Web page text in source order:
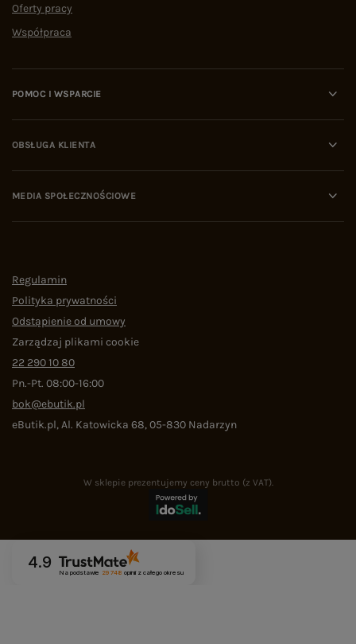
Oferty pracy
Współpraca
POMOC I WSPARCIE
OBSŁUGA KLIENTA
MEDIA SPOŁECZNOŚCIOWE
Regulamin
Polityka prywatności
Odstąpienie od umowy
Zarządzaj plikami cookie
22 290 10 80
Pn.-Pt. 08:00-16:00
bok@ebutik.pl
eButik.pl,Al. Katowicka 68,05-830 Nadarzyn
W sklepie prezentujemy ceny brutto (z VAT).
4.9
Na podstawie 29 748 opinii z całego okresu